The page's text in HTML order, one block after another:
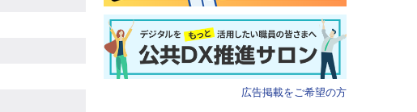
広告掲載をご希望の方